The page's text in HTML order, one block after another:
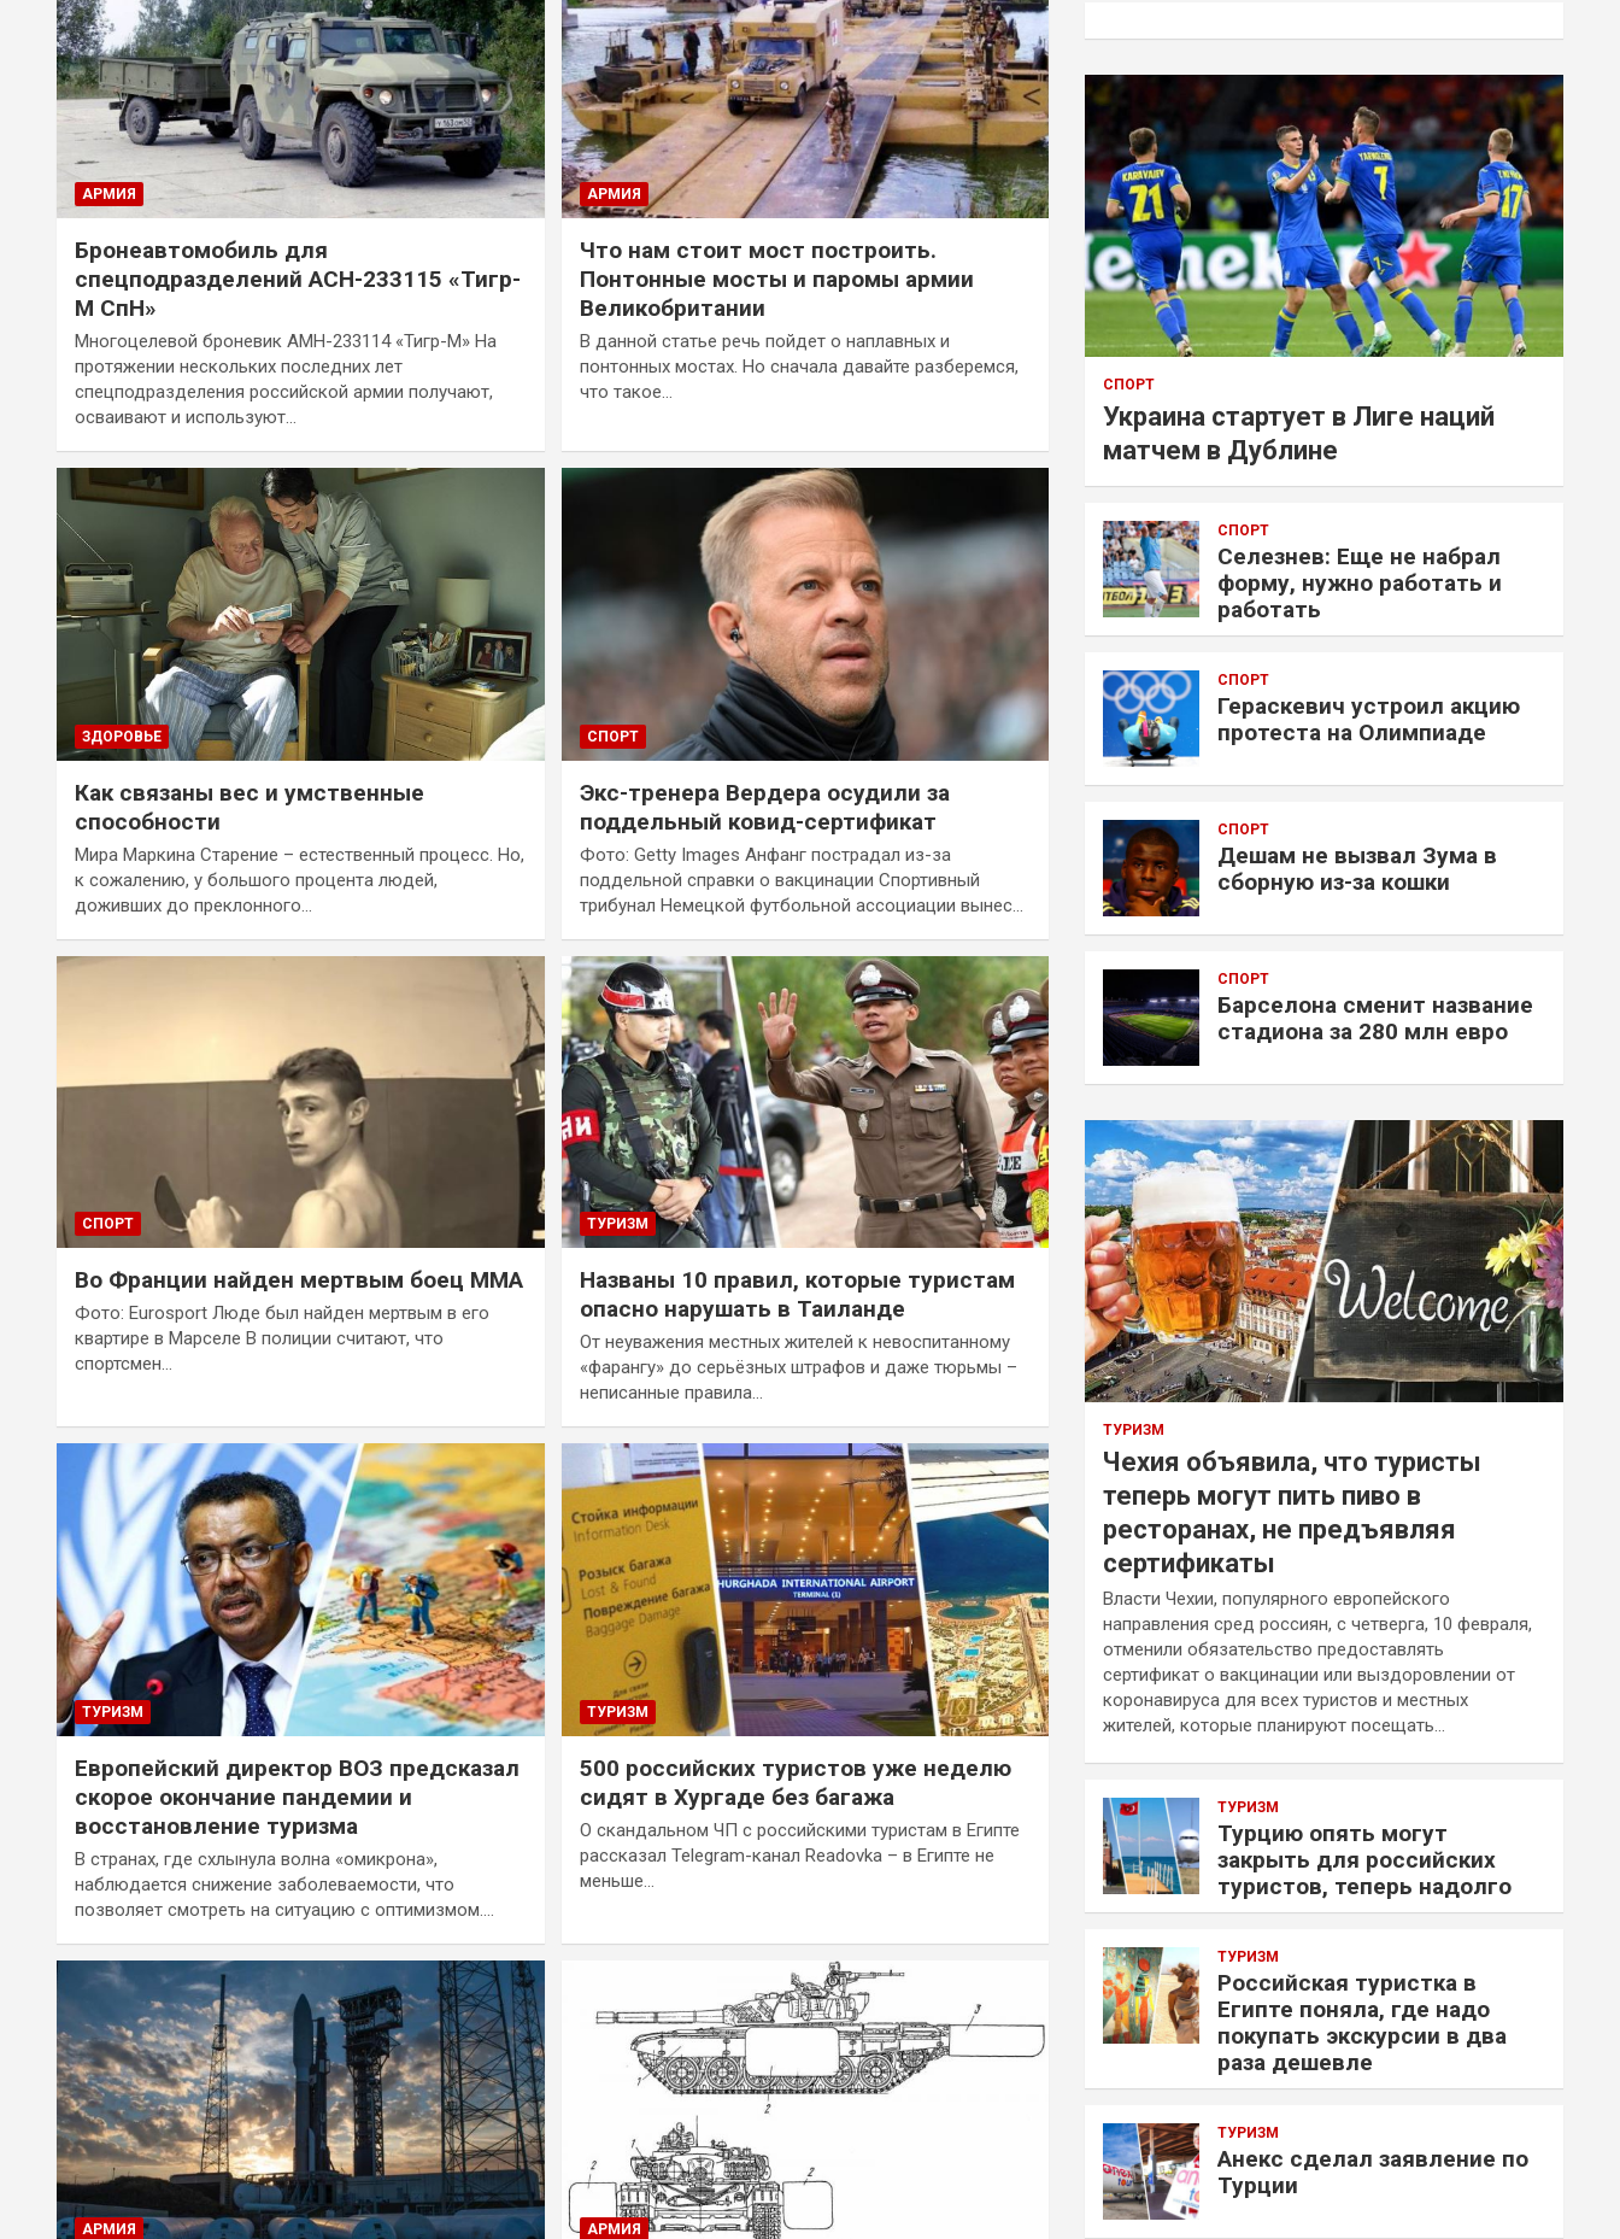
АРМИЯ
Бронеавтомобиль для
спецподразделений АСН-233115 «Тигр-
М СпН»
Многоцелевой броневик АМН-233114 «Тигр-М» На
протяжении нескольких последних лет
спецподразделения российской армии получают,
осваивают и используют…
АРМИЯ
Что нам стоит мост построить.
Понтонные мосты и паромы армии
Великобритании
В данной статье речь пойдет о наплавных и
понтонных мостах. Но сначала давайте разберемся,
что такое…
ЗДОРОВЬЕ
Как связаны вес и умственные
способности
Мира Маркина Старение – естественный процесс. Но,
к сожалению, у большого процента людей,
доживших до преклонного…
СПОРТ
Экс-тренера Вердера осудили за
поддельный ковид-сертификат
Фото: Getty Images Анфанг пострадал из-за
поддельной справки о вакцинации Спортивный
трибунал Немецкой футбольной ассоциации вынес…
СПОРТ
Во Франции найден мертвым боец ММА
Фото: Eurosport Люде был найден мертвым в его
квартире в Марселе В полиции считают, что
спортсмен…
ТУРИЗМ
Названы 10 правил, которые туристам
опасно нарушать в Таиланде
От неуважения местных жителей к невоспитанному
«фарангу» до серьёзных штрафов и даже тюрьмы –
неписанные правила…
ТУРИЗМ
Европейский директор ВОЗ предсказал
скорое окончание пандемии и
восстановление туризма
В странах, где схлынула волна «омикрона»,
наблюдается снижение заболеваемости, что
позволяет смотреть на ситуацию с оптимизмом.…
ТУРИЗМ
500 российских туристов уже неделю
сидят в Хургаде без багажа
О скандальном ЧП с российскими туристам в Египте
рассказал Telegram-канал Readovka – в Египте не
меньше…
АРМИЯ АРМИЯ
СПОРТ
Украина стартует в Лиге наций
матчем в Дублине
СПОРТ
Селезнев: Еще не набрал
форму, нужно работать и
работать
СПОРТ
Гераскевич устроил акцию
протеста на Олимпиаде
СПОРТ
Дешам не вызвал Зума в
сборную из-за кошки
СПОРТ
Барселона сменит название
стадиона за 280 млн евро
ТУРИЗМ
Чехия объявила, что туристы
теперь могут пить пиво в
ресторанах, не предъявляя
сертификаты
Власти Чехии, популярного европейского
направления сред россиян, с четверга, 10 февраля,
отменили обязательство предоставлять
сертификат о вакцинации или выздоровлении от
коронавируса для всех туристов и местных
жителей, которые планируют посещать…
ТУРИЗМ
Турцию опять могут
закрыть для российских
туристов, теперь надолго
ТУРИЗМ
Российская туристка в
Египте поняла, где надо
покупать экскурсии в два
раза дешевле
ТУРИЗМ
Анекс сделал заявление по
Турции